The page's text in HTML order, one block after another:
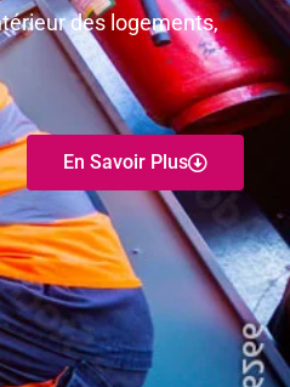
des logements,
En Savoir Plus